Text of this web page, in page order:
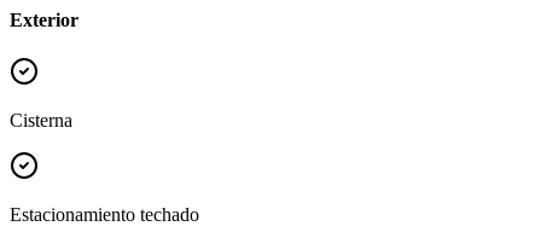
Exterior
Cisterna
Estacionamiento techado